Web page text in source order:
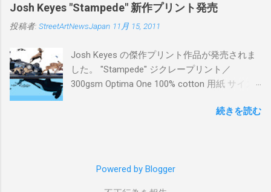
Josh Keyes "Stampede" 新作プリント発売
投稿者: StreetArtNewsJapan 11月 15, 2011
Josh Keyes の傑作プリント作品が発売されま
した。 "Stampede" ジクレープリント／
300gsm Optima One 100% cotton 用紙 サイズ:
ィション：350 価格: $350 + 送料 購入は こち
続きを読む
Powered by Blogger